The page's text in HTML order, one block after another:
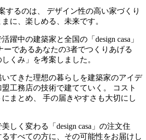
するのは、 デザイン性の高い家づくり
に、楽しめる、未来です。
躍中の建築家と全国の「 design casa 」
ーであるあなたの3者でつくりあげる
しくみ」を考案しました。
てきた理想の暮らしを建築家のアイデ
工務店の技術で建てていく。
コスト
まとめ、 手の届きやすさも大切にし
しく変わる「 design casa 」の注文住
すべての方に、その可能性をお届けし